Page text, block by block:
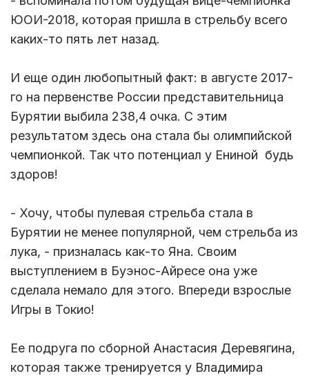
ЮОИ-2018, которая пришла в стрельбу всего
каких-то пять лет назад.
И еще один любопытный факт: в августе 2017-
го на первенстве России представительница
Бурятии выбила 238,4 очка. С этим
результатом здесь она стала бы олимпийской
чемпионкой. Так что потенциал у Ениной будь
здоров!
- Хочу, чтобы пулевая стрельба стала в
Бурятии не менее популярной, чем стрельба из
лука, - призналась как-то Яна. Своим
выступлением в Буэнос-Айресе она уже
сделала немало для этого. Впереди взрослые
Игры в Токио!
Ее подруга по сборной Анастасия Деревягина,
которая также тренируется у Владимира